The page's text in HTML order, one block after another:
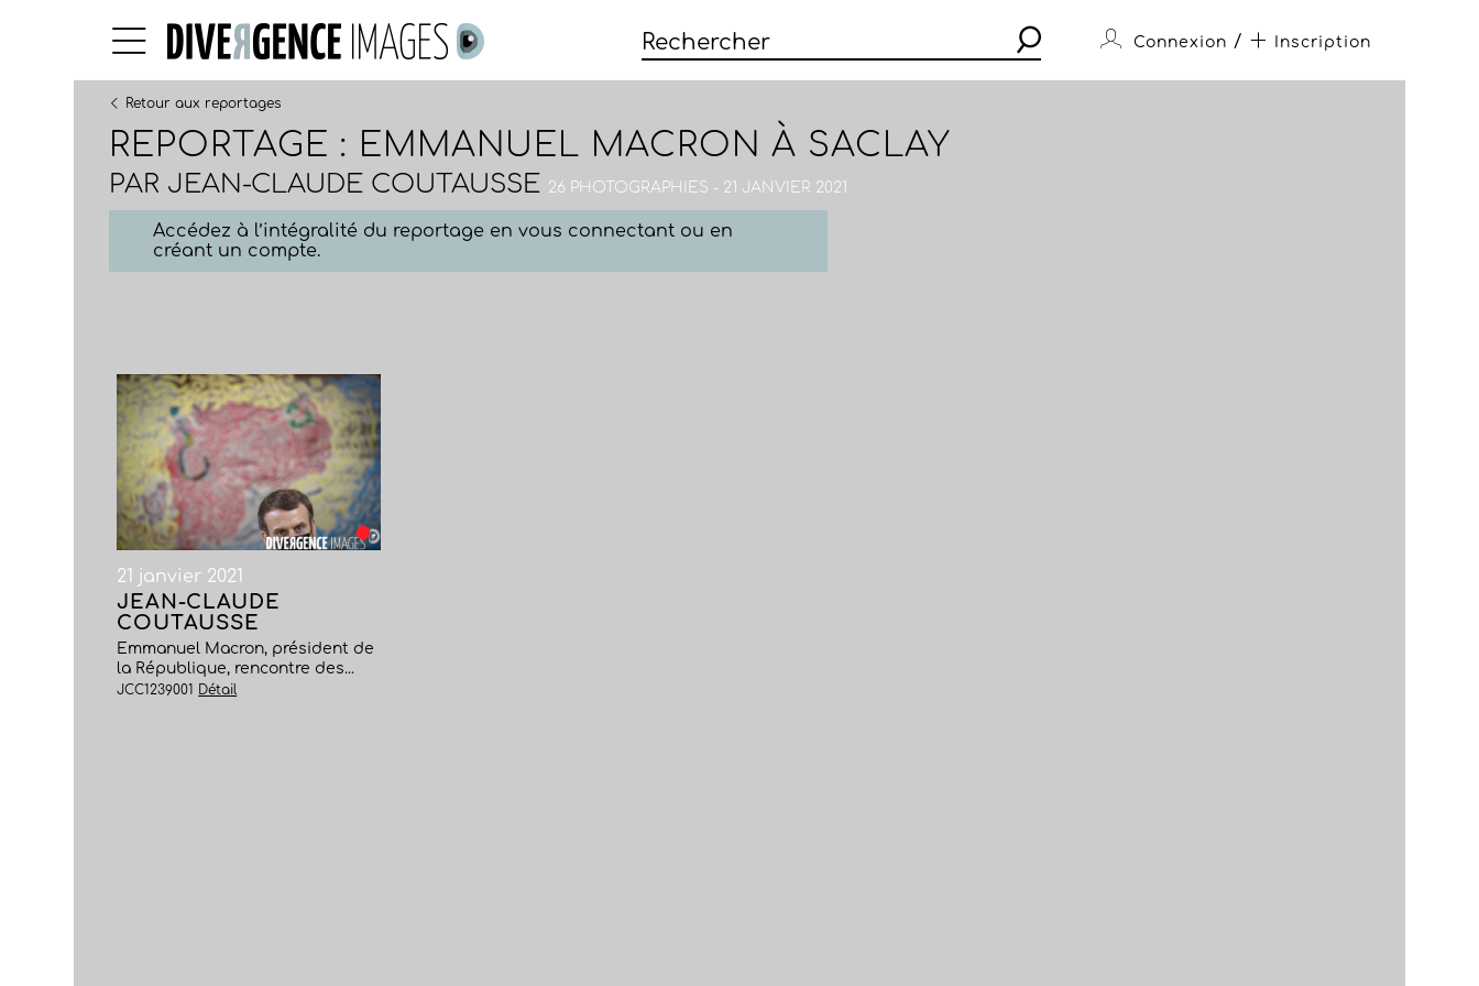
Connexion / Inscription
Retour aux reportages
REPORTAGE : EMMANUEL MACRON À SACLAY
PAR JEAN-CLAUDE COUTAUSSE 26 PHOTOGRAPHIES - 21 JANVIER 2021
Accédez à l’intégralité du reportage en vous connectant ou en
créant un compte.
21 janvier 2021
JEAN-CLAUDE
COUTAUSSE
Emmanuel Macron, président de
la République, rencontre des...
JCC1239001 Détail